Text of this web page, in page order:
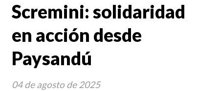
Scremini: solidaridad
en acción desde
Paysandú
04 de agosto de 2025